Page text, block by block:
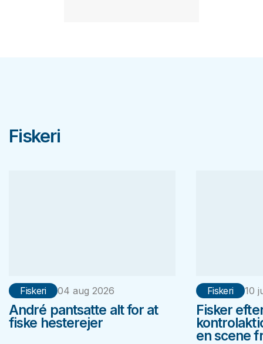
Fiskeri
Fiskeri 04 aug 2026
André pantsatte alt for at
fiske hesterejer
Fiskeri 10
Fisker
en scene